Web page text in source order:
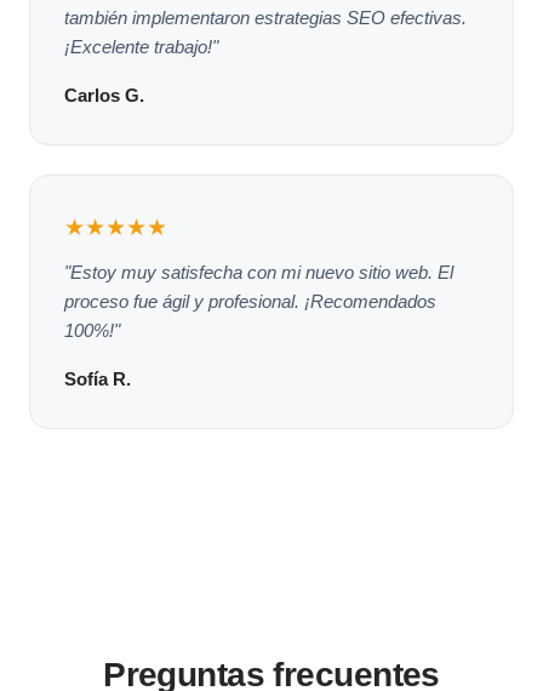
también implementaron estrategias SEO efectivas.
¡Excelente trabajo!"
Carlos G.
★★★★★
"Estoy muy satisfecha con mi nuevo sitio web. El
proceso fue ágil y profesional. ¡Recomendados
100%!"
Sofía R.
Preguntas frecuentes